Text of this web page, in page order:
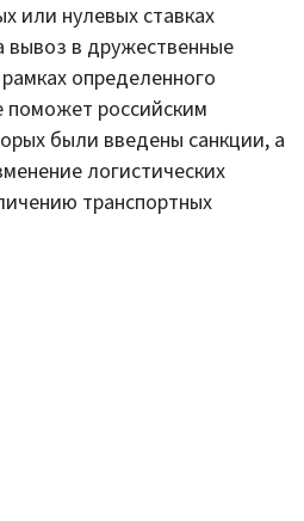
или нулевых ставках
в дружественные
определенного
российским
были введены санкции, а
логистических
транспортных